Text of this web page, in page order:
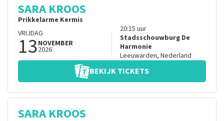
SARA KROOS
Prikkelarme Kermis
VRIJDAG
13NOVEMBER
2026
20:15 uur
Stadsschouwburg De
Harmonie
Leeuwarden, Nederland
BEKIJK TICKETS
SARA KROOS